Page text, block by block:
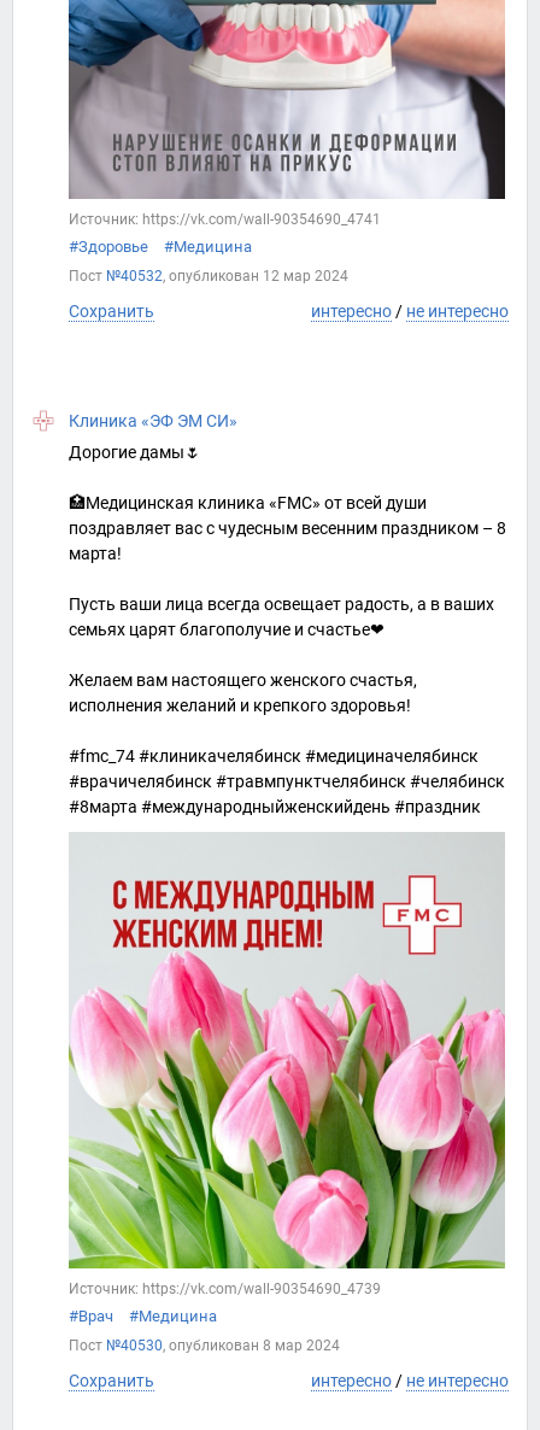
Источник: https://vk.com/wall-90354690_4741
#Здоровье #Медицина
Пост №40532, опубликован 12 мар 2024
Сохранить интересно/ не интересно
Клиника «ЭФ ЭМ СИ»
Дорогие дамы🌷
🏥Медицинская клиника «FMC» от всей души
поздравляет вас с чудесным весенним праздником – 8
марта!
Пусть ваши лица всегда освещает радость, а в ваших
семьях царят благополучие и счастье❤
Желаем вам настоящего женского счастья,
исполнения желаний и крепкого здоровья!
#fmc_74 #клиникачелябинск #медициначелябинск
#врачичелябинск #травмпунктчелябинск #челябинск
#8марта #международныйженскийдень #праздник
Источник: https://vk.com/wall-90354690_4739
#Врач #Медицина
Пост №40530, опубликован 8 мар 2024
Сохранить интересно/ не интересно